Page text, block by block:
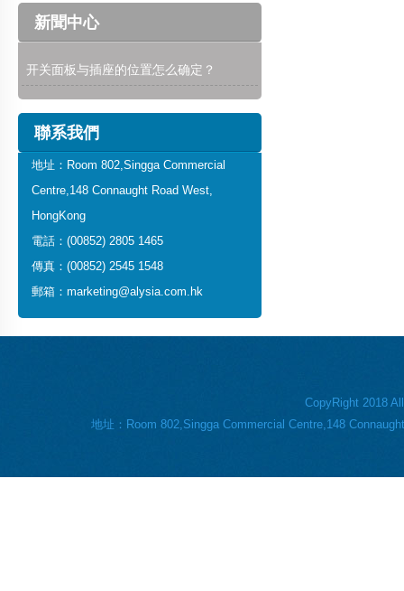
新聞中心
开关面板与插座的位置怎么确定？
聯系我們
地址：Room 802,Singga Commercial
Centre,148 Connaught Road West,
HongKong
電話：(00852) 2805 1465
傳真：(00852) 2545 1548
郵箱：marketing@alysia.com.hk
CopyRight 2018
地址：Room 802,Singga Commercial Centre,148